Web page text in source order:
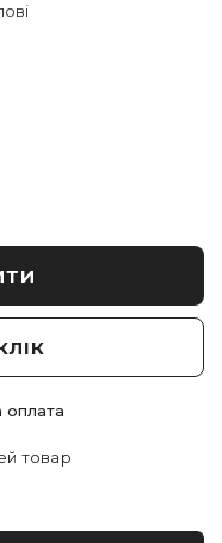
оплата
товар